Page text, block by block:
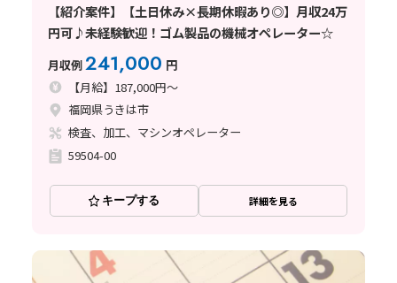
【紹介案件】【土日休み×長期休暇あり◎】月収24万
円可♪未経験歓迎！ゴム製品の機械オペレーター☆
月収例241,000 円
【月給】187,000円～
福岡県うきは市
検査、加工、マシンオペレーター
59504-00
キープする 詳細を見る